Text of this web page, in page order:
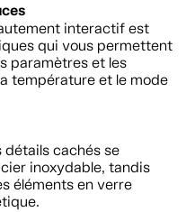
interactif est
qui vous permettent
paramètres et les
température et le mode
détails cachés se
inoxydable, tandis
éléments en verre